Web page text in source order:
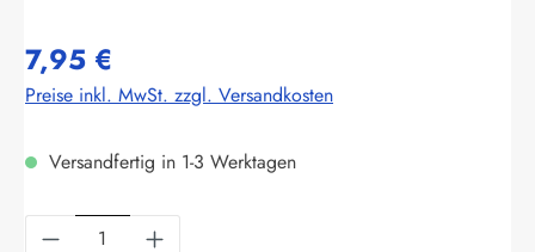
7,95 €
Preise inkl. MwSt. zzgl. Versandkosten
Versandfertig in 1-3 Werktagen
Produkt Anzahl: Gib den gewünschten